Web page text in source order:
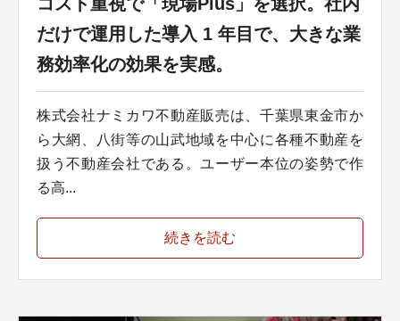
だけで運用した導入 1 年目で、大きな業
務効率化の効果を実感。
株式会社ナミカワ不動産販売は、千葉県東金市か
ら大網、八街等の山武地域を中心に各種不動産を
扱う不動産会社である。ユーザー本位の姿勢で作
る高...
続きを読む